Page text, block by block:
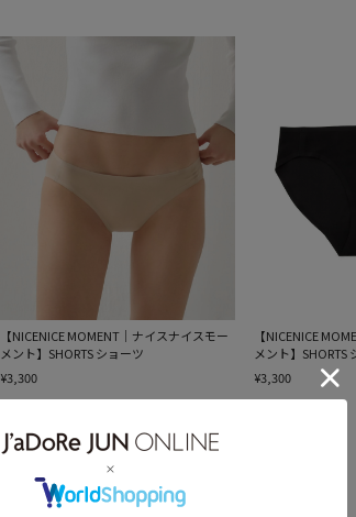
【NICENICE MOMENT｜ナイスナイスモー
メント】SHORTS ショーツ
¥3,300
【NICENICE
メント】SHORTS
¥3,300